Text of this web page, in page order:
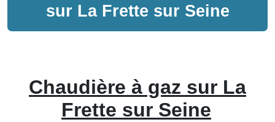
sur La Frette sur Seine
Chaudière à gaz sur La
Frette sur Seine